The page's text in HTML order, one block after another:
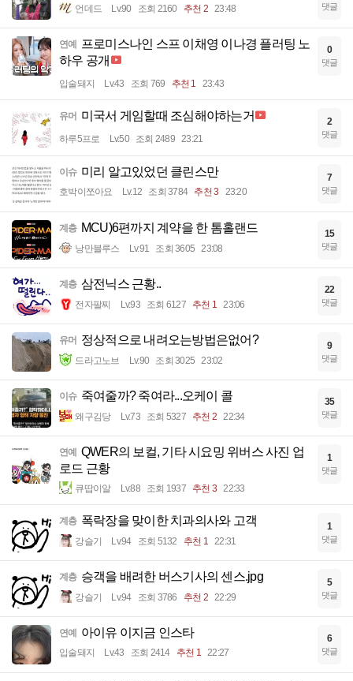
언데드 Lv.90 조회 2160 추천 2 23:48 댓글
연예
프로미스나인 스프 이채영 이나경 플러팅 노
하우 공개
입술돼지 Lv.43 조회 769 추천 1 23:43
0
댓글
유머 미국서 게임할때 조심해야하는거
하루5프로 Lv.50 조회 2489 23:21
2
댓글
이슈 미리 알고있었던 클린스만
호박이쪼아요 Lv.12 조회 3784 추천 3 23:20
7
댓글
계층 MCU)6편까지 계약을 한 톰홀랜드
낭만블루스 Lv.91 조회 3605 23:08
15
댓글
계층 삼전닉스 근황..
전자팔찌 Lv.93 조회 6127 추천 1 23:06
22
댓글
유머 정상적으로 내려오는방법은없어?
드라고노브 Lv.90 조회 3025 23:02
9
댓글
이슈 죽여줄까? 죽여라...오케이 콜
왜구김당 Lv.73 조회 5327 추천 2 22:34
35
댓글
연예
QWER의 보컬, 기타 시요밍 위버스 사진 업
로드 근황
큐땁이알 Lv.88 조회 1937 추천 3 22:33
1
댓글
계층 폭락장을 맞이한 치과의사와 고객
강슬기 Lv.94 조회 5132 추천 1 22:31
1
댓글
계층 승객을 배려한 버스기사의 센스.jpg
강슬기 Lv.94 조회 3786 추천 2 22:29
5
댓글
연예 아이유 이지금 인스타
입술돼지 Lv.43 조회 2414 추천 1 22:27
6
댓글